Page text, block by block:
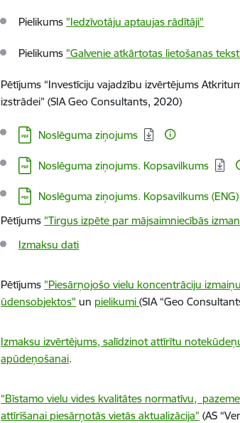
Pielikums "Iedzīvotāju aptaujas rādītāji"
Pielikums "Galvenie atkārtotas lietošanas
Pētījums “Investīciju vajadzību izvērtējums
izstrādei” (SIA Geo Consultants, 2020)
Lejupielādēt:
Noslēguma ziņojums
Lejupielādēt:
Noslēguma ziņojums. Kopsavilkums
Lejupielādēt:
Noslēguma ziņojums. Kopsavilkums (ENG)
Pētījums "Tirgus izpēte par mājsaimniecībās
Izmaksu dati
Pētījums "Piesārņojošo vielu koncentrāciju
ūdensobjektos" un pielikumi(SIA “Geo
Izmaksu izvērtējums, salīdzinot attīrītu
apūdeņošanai.
“Bīstamo vielu vides kvalitātes normatīvu,
attīrīšanai piesārņotās vietās aktualizācija” (AS